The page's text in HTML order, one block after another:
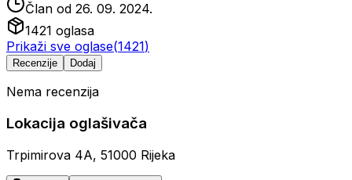
Član od 26. 09. 2024.
1421 oglasa
Prikaži sve oglase(1421)
Recenzije Dodaj
Nema recenzija
Lokacija oglašivača
Trpimirova 4A, 51000 Rijeka